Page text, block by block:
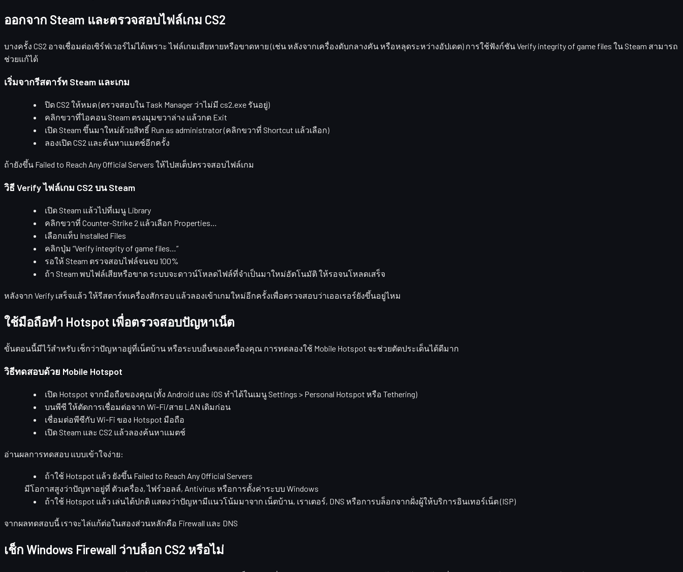
ออกจาก Steam และตรวจสอบไฟล์เกม CS2
บางครั้ง CS2 อาจเชื่อมต่อเซิร์ฟเวอร์ไม่ได้เพราะไฟล์เกมเสียหายหรือขาดหาย(เช่น หลังจากเครื่องดับกลางคัน หรือหลุดระหว่างอัปเดต) การใช้ฟังก์ชันVerify integrity of game files ใน Steam สามารถ
ช่วยแก้ได้
เริ่มจากรีสตาร์ท Steam และเกม
ปิด CS2 ให้หมด (ตรวจสอบใน Task Manager ว่าไม่มี cs2.exe รันอยู่)
คลิกขวาที่ไอคอน Steam ตรงมุมขวาล่าง แล้วกด Exit
เปิด Steam ขึ้นมาใหม่ด้วยสิทธิ์ Run as administrator(คลิกขวาที่ Shortcut แล้วเลือก)
ลองเปิด CS2 และค้นหาแมตช์อีกครั้ง
ถ้ายังขึ้น Failed to Reach Any Official Servers ให้ไปสเต็ปตรวจสอบไฟล์เกม
วิธี Verify ไฟล์เกม CS2 บน Steam
เปิด Steam แล้วไปที่เมนู Library
คลิกขวาที่ Counter-Strike 2 แล้วเลือก Properties…
เลือกแท็บ Installed Files
คลิกปุ่ม “Verify integrity of game files…”
รอให้ Steam ตรวจสอบไฟล์จนจบ 100%
ถ้า Steam พบไฟล์เสียหรือขาด ระบบจะดาวน์โหลดไฟล์ที่จำเป็นมาใหม่อัตโนมัติ ให้รอจนโหลดเสร็จ
หลังจาก Verify เสร็จแล้ว ให้รีสตาร์ทเครื่องสักรอบ แล้วลองเข้าเกมใหม่อีกครั้งเพื่อตรวจสอบว่าเออเรอร์ยังขึ้นอยู่ไหม
ใช้มือถือทำ Hotspot เพื่อตรวจสอบปัญหาเน็ต
ขั้นตอนนี้มีไว้สำหรับ เช็กว่าปัญหาอยู่ที่เน็ตบ้าน หรือระบบอื่นของเครื่องคุณ การทดลองใช้ Mobile Hotspot จะช่วยตัดประเด็นได้ดีมาก
วิธีทดสอบด้วย Mobile Hotspot
เปิด Hotspot จากมือถือของคุณ (ทั้ง Android และ iOS ทำได้ในเมนู Settings > Personal Hotspot หรือ Tethering)
บนพีซี ให้ตัดการเชื่อมต่อจาก Wi‑Fi/สาย LAN เดิมก่อน
เชื่อมต่อพีซีกับ Wi‑Fi ของ Hotspot มือถือ
เปิด Steam และ CS2 แล้วลองค้นหาแมตช์
อ่านผลการทดสอบ แบบเข้าใจง่าย:
ถ้าใช้ Hotspot แล้ว ยังขึ้น Failed to Reach Any Official Servers
มีโอกาสสูงว่าปัญหาอยู่ที่ ตัวเครื่อง, ไฟร์วอลล์, Antivirus หรือการตั้งค่าระบบ Windows
ถ้าใช้ Hotspot แล้ว เล่นได้ปกติ แสดงว่าปัญหามีแนวโน้มมาจาก เน็ตบ้าน, เราเตอร์, DNS หรือการบล็อกจากฝั่งผู้ให้บริการอินเทอร์เน็ต (ISP)
จากผลทดสอบนี้ เราจะไล่แก้ต่อในสองส่วนหลักคือ Firewall และ DNS
เช็ก Windows Firewall ว่าบล็อก CS2 หรือไม่